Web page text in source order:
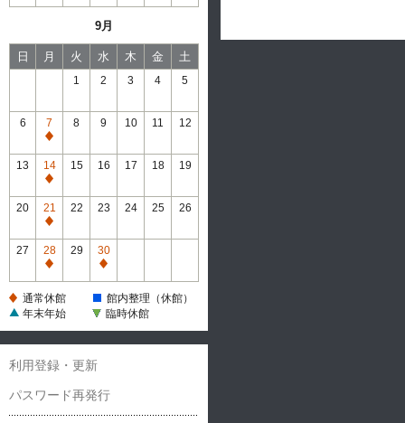
館
館
9月
日 月 火 水 木 金 土
1 2 3 4 5
6
7
通
常
休
館
8 9 10 11 12
13
14
通
常
休
館
15 16 17 18 19
20
21
通
常
休
館
22 23 24 25 26
27
28
通
休
29
30
通
休
通常休館
館内整理（休館）
年末年始
臨時休館
利用登録・更新
パスワード再発行